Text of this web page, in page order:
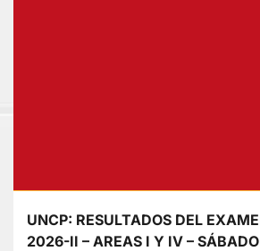
UNCP: RESULTADOS DEL
2026-II – AREAS I Y IV –